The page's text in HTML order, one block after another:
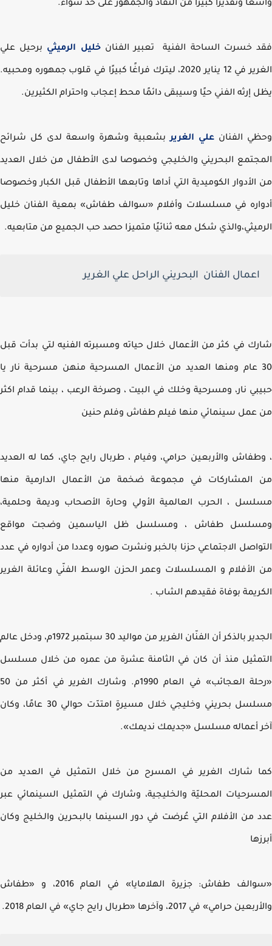
وتقديرًا كبيرًا من النقاد والجمهور على حد سواء.
خسرت الساحة الفنية تعبير الفنانخليل الرميثيبرحيل علي
الغرير في 12 يناير 2020، ليترك فراغًا كبيرًا في قلوب جمهوره ومحبيه.
إرثه الفني حيًا وسيبقى دائمًا محط إعجاب واحترام الكثيرين.
الفنانعلي الغريربشعبية وشهرة واسعة لدى كل شرائح
البحريني والخليجي وخصوصا لدى الأطفال من خلال العديد
الكوميديةالتي أداها وتابعها الأطفال قبل الكبار وخصوصا
في مسلسلات وأفلام «سوالف طفاش» بمعية الفنان خليل
شكل معه ثنائيًا متميزا حصد حب الجميع من متابعيه.
اعمال الفنان البحريني الراحل علي الغرير
في كثر من الأعمال خلال حياته ومسبرته الفنيه لتي بدأت قبل
30 عام ومنها العديد من الأعمال المسرحية منهن مسرحية نار يا
نار، ومسرحية وخلك في البيت ، وصرخة الرعب ، بينما قدام اكثر
عمل سينمائي منها فيلم طفاش وفلم حنين
والأربعين حرامي، وفيام ، طربال رايح جاي، كما له العديد
المشاركات في مجموعة ضخمة من الأعمال الدارمية منها
، الحرب العالمية الأولي وحارة الأصحاب وديمة وحلمية،
طفاش ، ومسلسل ظل الياسمين وضجت مواقع
الاجتماعي حزنا بالخبر ونشرت صوره وعددا من أدواره في عدد
و المسلسلات وعمر الحزن الوسط الفنّي وعائلة الغرير
بوفاة فقيدهم الشاب .
الجدير بالذكر أن الفنّان الغرير من مواليد 30 سبتمبر 1972م، ودخل عالم
منذ أن كان في الثامنة عشرة من عمره من خلال مسلسل
«رحلة العجائب» في العام 1990م. وشارك الغرير في أكثر من 50
مسلسل بحريني وخليجي خلال مسيرةٍ امتدّت حوالي 30 عامًا، وكان
أعماله مسلسل «جديمك نديمك».
شارك الغرير في المسرح من خلال التمثيل في العديد من
المحليّة والخليجية، وشارك في التمثيل السينمائي عبر
من الأفلام التي عُرضت في دور السينما بالبحرين والخليج وكان
«سوالف طفاش: جزيرة الهلامايا» في العام 2016، و «طفاش
حرامي» في 2017، وآخرها «طربال رايح جاي» في العام 2018.